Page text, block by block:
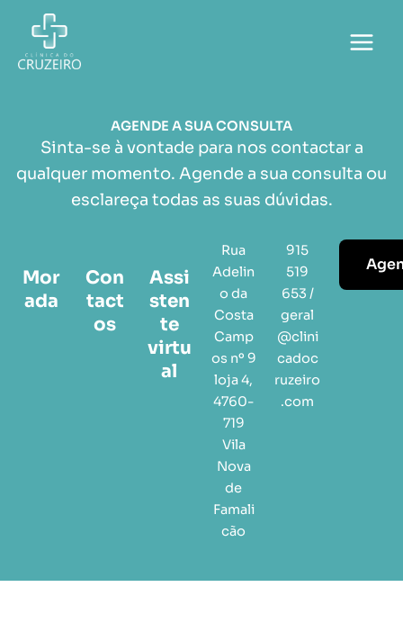
content
AGENDE A SUA CONSULTA
Sinta-se à vontade para nos contactar a
qualquer momento. Agende a sua consulta ou
esclareça todas as suas dúvidas.
Mor
ada
Con
tact
os
Assi
sten
te
virtu
al
Rua
Adelin
o da
Costa
Camp
os nº 9
loja 4,
4760-
719
Vila
Nova
de
Famali
cão
915
519
653 /
geral
@clini
cadoc
ruzeiro
.com